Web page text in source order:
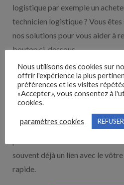
logistique par exemple un
technicien logistique ? Vous
nos solutions pour vous aider à
bouton ci-dessous.
Nos solutions
Découvrez nos partenaires !
multidiffuseurs, sites payant…
souvent déjà un lien avec le
rapide.
Nous utilisons des cookies sur
offrir l'expérience la plus
préférences et les visites
«Accepter», vous consentez à
cookies.
paramètres cookies REFUSER